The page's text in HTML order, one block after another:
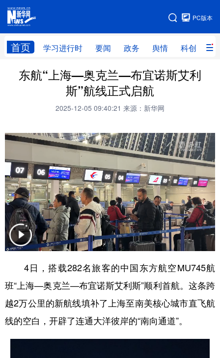
PC版本
首页 学习进行时 要闻 政务 舆情 科创 产
网站地图
首页 学习进行时 要闻 政务
科创 产经
民生
房产 体育 健康 图片
廉政 原创 长三角频道
东航“上海—奥克兰—布宜诺斯艾利
斯”航线正式启航
2025-12-05 09:40:21 来源：新华网
4日，搭载282名旅客的中国东方航空MU745航
班“上海—奥克兰—布宜诺斯艾利斯”顺利首航。这条跨
越2万公里的新航线填补了上海至南美核心城市直飞航
线的空白，开辟了连通大洋彼岸的“南向通道”。